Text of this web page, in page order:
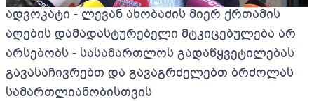
ადვოკატი - ლევან ახობაძის მიერ ქრთამის
აღების დამადასტურებელი მტკიცებულება არ
არსებობს - სასამართლოს გადაწყვეტილებას
გავასაჩივრებთ და გავაგრძელებთ ბრძოლას
სამართლიანობისთვის